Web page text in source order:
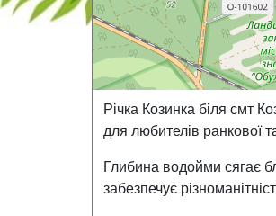
Річка Козинка біля смт
для любителів ранкової
Глибина водойми сягає
забезпечує